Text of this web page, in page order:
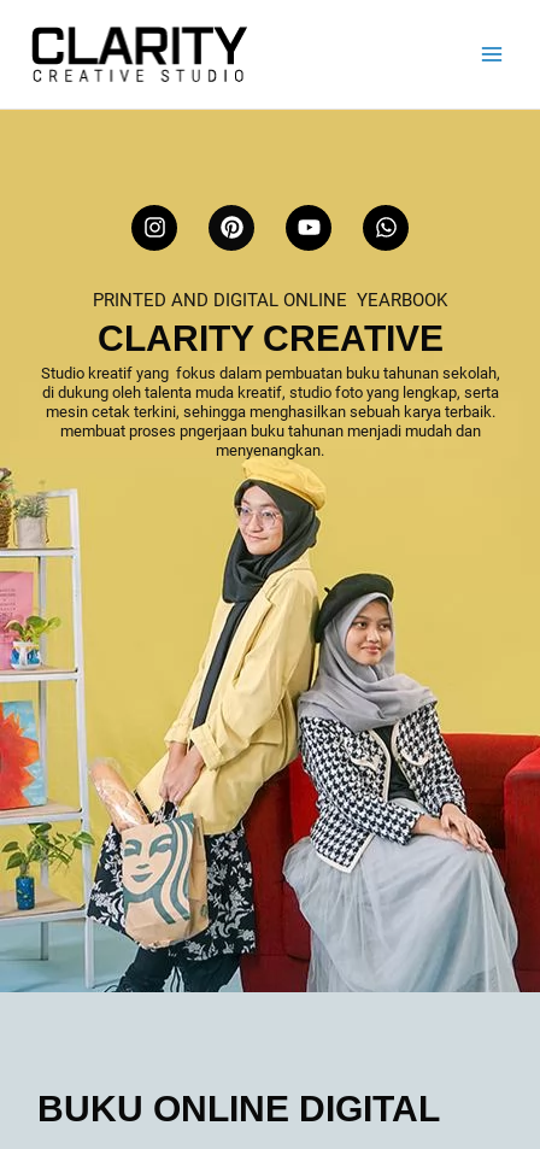
konten
I
n
a
g
r
a
m
P
i
e
r
e
s
t
Y
o
u
b
e
W
h
s
a
p
p
PRINTED AND DIGITAL ONLINE YEARBOOK
CLARITY CREATIVE
Studio kreatif yang fokus dalam pembuatan buku tahunan sekolah,
di dukung oleh talenta muda kreatif, studio foto yang lengkap, serta
mesin cetak terkini, sehingga menghasilkan sebuah karya terbaik.
membuat proses pngerjaan buku tahunan menjadi mudah dan
menyenangkan.
BUKU ONLINE DIGITAL